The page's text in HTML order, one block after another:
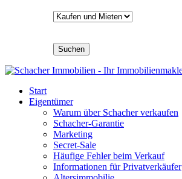
Suchen
Start
Eigentümer
Warum über Schacher verkaufen
Schacher-Garantie
Marketing
Secret-Sale
Häufige Fehler beim Verkauf
Informationen für Privatverkäufer